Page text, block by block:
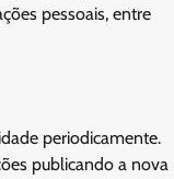
pessoais, entre
periodicamente.
publicando a nova